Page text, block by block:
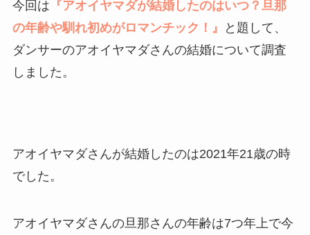
今回は 『アオイヤマダが結婚したのはいつ？旦那
の年齢や馴れ初めがロマンチック！』
と題して、
ダンサーのアオイヤマダさんの結婚について調査
しました。
アオイヤマダさんが結婚したのは2021年21歳の時
でした。
アオイヤマダさんの旦那さんの年齢は7つ年上で今